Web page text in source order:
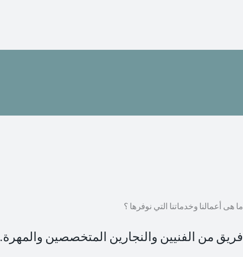
ما هى أعمالنا وخدماتنا التي نوفرها ؟
فريق من الفنيين والنجارين المتخصصين والمهرة.